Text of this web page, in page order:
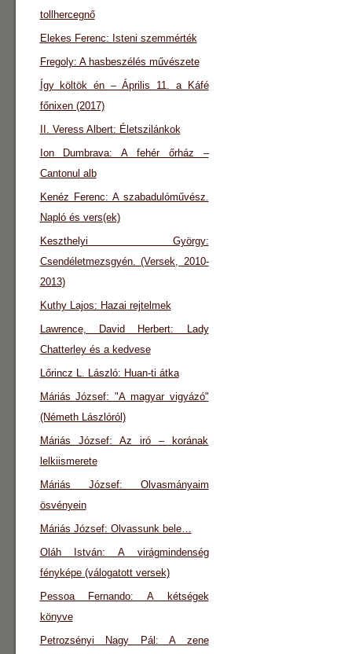
tollhercegnő
Elekes Ferenc: Isteni szemmérték
Fregoly: A hasbeszélés művészete
Így költök én – Április 11. a Káfé
főnixen (2017)
II. Veress Albert: Életszilánkok
Ion Dumbrava: A fehér őrház –
Cantonul alb
Kenéz Ferenc: A szabadulóművész.
Napló és vers(ek)
Keszthelyi György:
Csendéletmezsgyén. (Versek, 2010-
2013)
Kuthy Lajos: Hazai rejtelmek
Lawrence, David Herbert: Lady
Chatterley és a kedvese
Lőrincz L. László: Huan-ti átka
Máriás József: "A magyar vigyázó"
(Németh Lászlóról)
Máriás József: Az iró – korának
lelkiismerete
Máriás József: Olvasmányaim
ösvényein
Máriás József: Olvassunk bele…
Oláh István: A virágmindenség
fényképe (válogatott versek)
Pessoa Fernando: A kétségek
könyve
Petrozsényi Nagy Pál: A zene